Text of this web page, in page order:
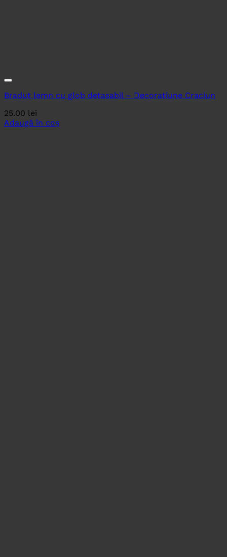
Bradut lemn cu glob detasabil – Decoratiune Craciun
25.00 lei
Adaugă în coș